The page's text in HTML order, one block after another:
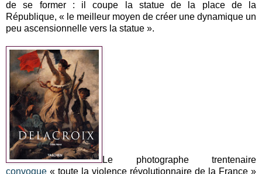
de se former : il coupe la statue de la place de la
République, « le meilleur moyen de créer une dynamique un
peu ascensionnelle vers la statue ».
Le photographe trentenaire
convoque « toute la violence révolutionnaire de la France »